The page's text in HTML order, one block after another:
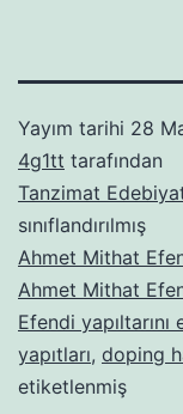
Yayım tarihi 28
4g1tt tarafından
Tanzimat
sınıflandırılmış
Ahmet Mithat
Ahmet Mithat
Efendi yapıltarını
yapıtları, doping
etiketlenmiş